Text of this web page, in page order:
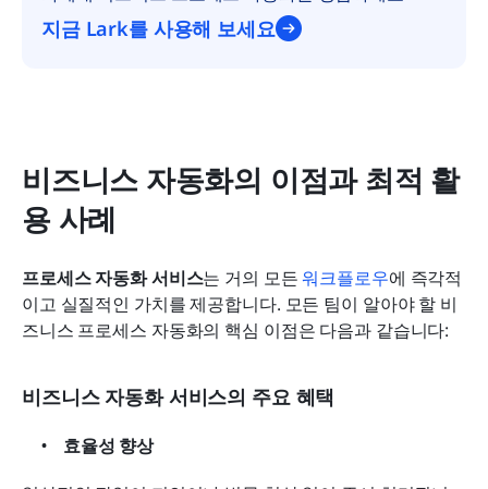
지금 Lark를 사용해 보세요
비즈니스 자동화의 이점과 최적 활
용 사례
프로세스 자동화 서비스는 거의 모든 워크플로우에 즉각적
이고 실질적인 가치를 제공합니다. 모든 팀이 알아야 할 비
즈니스 프로세스 자동화의 핵심 이점은 다음과 같습니다:
비즈니스 자동화 서비스의 주요 혜택
효율성 향상